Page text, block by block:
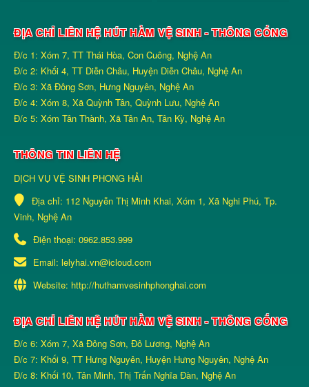
ĐỊA CHỈ LIÊN HỆ HÚT HẦM VỆ SINH - THÔNG CỐNG
Đ/c 1: Xóm 7, TT Thái Hòa, Con Cuông, Nghệ An
Đ/c 2: Khối 4, TT Diễn Châu, Huyện Diễn Châu, Nghệ An
Đ/c 3: Xã Đông Sơn, Hưng Nguyên, Nghệ An
Đ/c 4: Xóm 8, Xã Quỳnh Tân, Quỳnh Lưu, Nghệ An
Đ/c 5: Xóm Tân Thành, Xã Tân An, Tân Kỳ, Nghệ An
THÔNG TIN LIÊN HỆ
DỊCH VỤ VỆ SINH PHONG HẢI
Địa chỉ: 112 Nguyễn Thị Minh Khai, Xóm 1, Xã Nghi Phú, Tp.
Vinh, Nghệ An
Điện thoại: 0962.853.999
Email: lelyhai.vn@icloud.com
Website: http://huthamvesinhphonghai.com
ĐỊA CHỈ LIÊN HỆ HÚT HẦM VỆ SINH - THÔNG CỐNG
Đ/c 6: Xóm 7, Xã Đông Sơn, Đô Lương, Nghệ An
Đ/c 7: Khối 9, TT Hưng Nguyên, Huyện Hưng Nguyên, Nghệ An
Đ/c 8: Khối 10, Tân Minh, Thị Trấn Nghĩa Đàn, Nghệ An